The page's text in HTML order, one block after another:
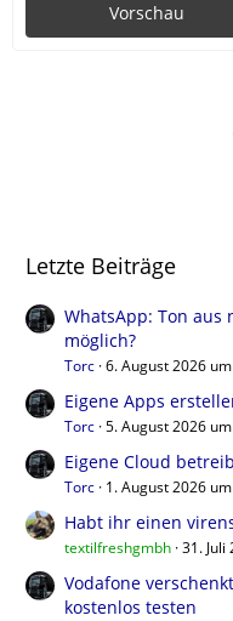
Vorschau
Letzte Beiträge
WhatsApp: Ton
möglich?
Torc 6. August 2026
Eigene Apps
Torc 5. August 2026
Eigene Cloud
Torc 1. August 2026
Habt ihr einen
textilfreshgmbh 31. Juli
Vodafone
kostenlos testen